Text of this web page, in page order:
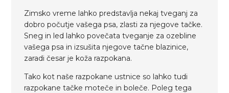
Zimsko vreme lahko predstavlja nekaj tveganj za
dobro počutje vašega psa, zlasti za njegove tačke.
Sneg in led lahko povečata tveganje za ozebline
vašega psa in izsušita njegove tačne blazinice,
zaradi česar je koža razpokana.
Tako kot naše razpokane ustnice so lahko tudi
razpokane tačke moteče in boleče. Poleg tega